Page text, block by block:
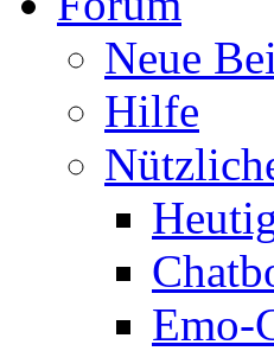
Neue
Hilfe
Emo-